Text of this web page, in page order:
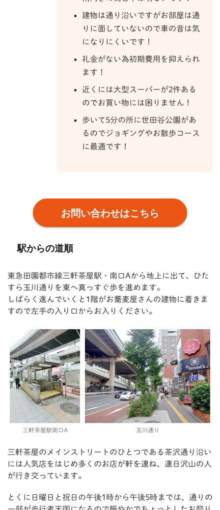
建物は通り沿いですがお部屋は通
りに面していないので車の音は気
になりにくいです！
礼金がない為初期費用を抑えられ
ます！
近くには大型スーパーが2件ある
のでお買い物には困りません！
歩いて5分の所に世田谷公園があ
るのでジョギングやお散歩コース
に最適です！
お問い合わせはこちら
駅からの道順
東急田園都市線三軒茶屋駅・南口Aから地上に出て、ひた
すら玉川通りを東へ真っすぐ歩を進めます。
しばらく進んでいくと1階がお蕎麦屋さんの建物に着きま
すので左手の入り口からお入りください。
三軒茶屋駅南口A 玉川通り
三軒茶屋のメインストリートのひとつである茶沢通り沿い
には人気店をはじめ多くのお店が軒を連ね、連日沢山の人
が行き交っています。
とくに日曜日と祝日の午後1時から午後5時までは、通りの